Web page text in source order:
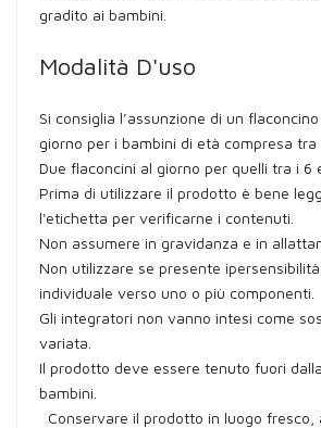
gradito ai bambini.
Modalità D'uso
Si consiglia l’assunzione di un
giorno per i bambini di età compresa tra
Due flaconcini al giorno per quelli tra i 6
Prima di utilizzare il prodotto è bene
l'etichetta per verificarne i contenuti.
Non assumere in gravidanza e in
Non utilizzare se presente
individuale verso uno o più componenti.
Gli integratori non vanno intesi come
variata.
Il prodotto deve essere tenuto fuori
bambini.
Conservare il prodotto in luogo fresco,